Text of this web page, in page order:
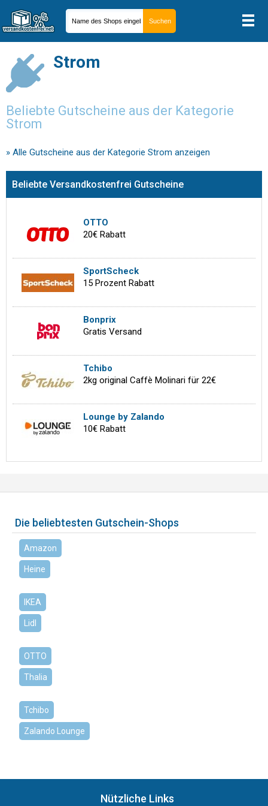
Strom
Beliebte Gutscheine aus der Kategorie
Strom
» Alle Gutscheine aus der Kategorie Strom anzeigen
Beliebte Versandkostenfrei Gutscheine
OTTO
20€ Rabatt
SportScheck
15 Prozent Rabatt
Bonprix
Gratis Versand
Tchibo
2kg original Caffè Molinari für 22€
Lounge by Zalando
10€ Rabatt
Die beliebtesten Gutschein-Shops
Amazon
Heine
IKEA
Lidl
OTTO
Thalia
Tchibo
Zalando Lounge
Nützliche Links